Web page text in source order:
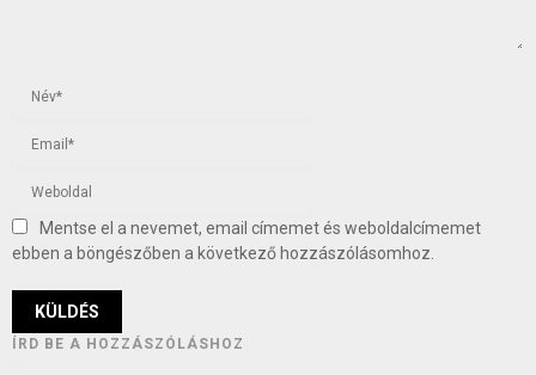
Mentse el a nevemet, email címemet és weboldalcímemet
ebben a böngészőben a következő hozzászólásomhoz.
ÍRD BE A HOZZÁSZÓLÁSHOZ